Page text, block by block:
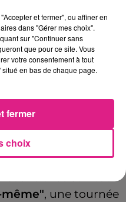
scène avec son tout
, une tournée
et fermer", ou affiner en
dans "Gérer mes choix".
sur "Continuer sans
que pour ce site. Vous
votre consentement à tout
en bas de chaque page.
choix
fermer